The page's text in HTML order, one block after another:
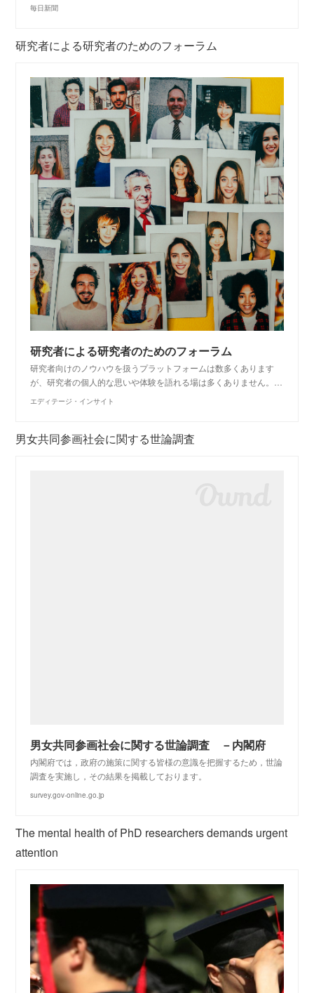
毎日新聞
研究者による研究者のためのフォーラム
研究者による研究者のためのフォーラム
研究者向けのノウハウを扱うプラットフォームは数多くあります
が、研究者の個人的な思いや体験を語れる場は多くありません。…
エディテージ・インサイト
男女共同参画社会に関する世論調査
男女共同参画社会に関する世論調査 －内閣府
内閣府では，政府の施策に関する皆様の意識を把握するため，世論
調査を実施し，その結果を掲載しております。
survey.gov-online.go.jp
The mental health of PhD researchers demands urgent
attention